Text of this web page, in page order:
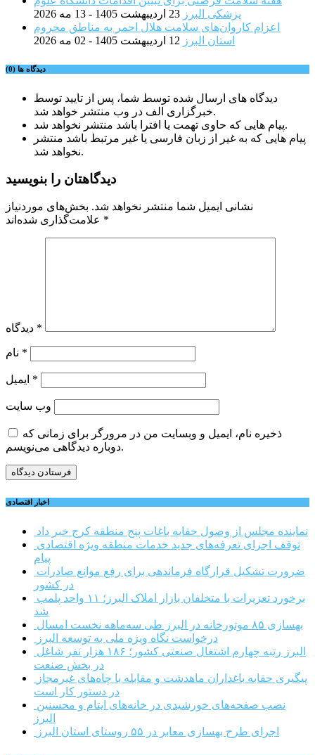
پزشکی البرز 23 اردیبهشت 1405 - 13 مه 2026
اعزام کاروان‌های سلامت هلال احمر به مناطق محروم
استان البرز 12 اردیبهشت 1405 - 02 مه 2026
دیدگاه ها (0)
دیدگاه های ارسال شده توسط شما، پس از تایید توسط
خبرگزاری الف در وب منتشر خواهد شد.
پیام هایی که حاوی تهمت یا افترا باشد منتشر نخواهد شد.
پیام هایی که به غیر از زبان فارسی یا غیر مرتبط باشد منتشر
نخواهد شد.
دیدگاهتان را بنویسید
نشانی ایمیل شما منتشر نخواهد شد. بخش‌های موردنیاز
*
*
*
*
وب‌ سایت
ذخیره نام، ایمیل و وبسایت من در مرورگر برای زمانی که
دوباره دیدگاهی می‌نویسم.
اخبار اقتصادی
نماینده مجلس از وصول حقابه باغات پنج منطقه کرج خبر داد
پیام
در کشور
شد
بهسازی ۸۵ موتورخانه در البرز طی سه‌ماهه نخست امسال
درخواست نگاه ویژه ملی به توسعه البرز
در بخش صنعت
در دستور کار است
البرز
اجرای طرح بهسازی معابر در ۵۵ روستای استان البرز